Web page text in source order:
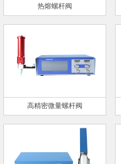
热熔螺杆阀
高精密微量螺杆阀